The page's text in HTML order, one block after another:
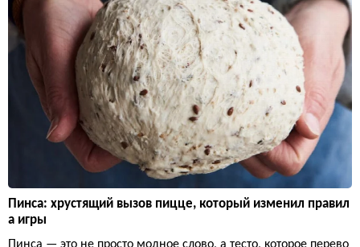
Пинса: хрустящий вызов пицце, который изменил правил
а игры